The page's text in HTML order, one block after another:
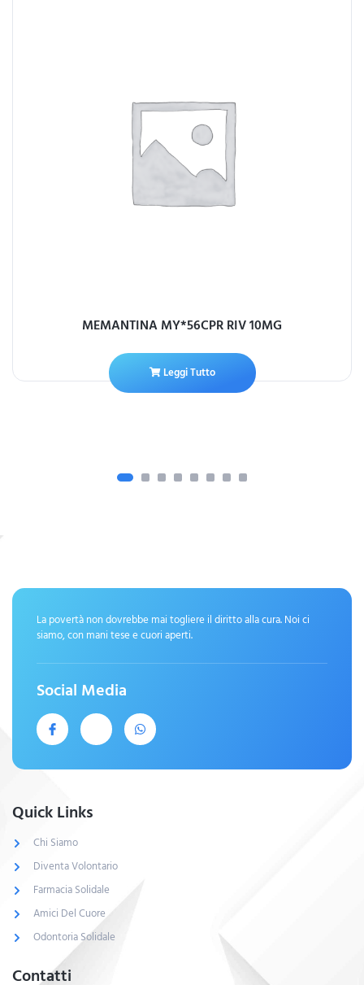
MEMANTINA MY*56CPR RIV 10MG
Leggi Tutto
La povertà non dovrebbe mai togliere il diritto alla cura. Noi ci
siamo, con mani tese e cuori aperti.
Social Media
Quick Links
Chi Siamo
Diventa Volontario
Farmacia Solidale
Amici Del Cuore
Odontoria Solidale
Contatti